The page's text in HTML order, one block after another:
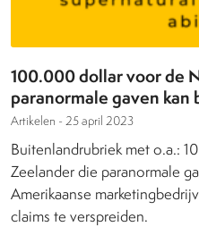
100.000 dollar voor de
paranormale gaven kan
Artikelen - 25 april 2023
Buitenlandrubriek met o.a.:
Zeelander die paranormale
Amerikaanse
claims te verspreiden.